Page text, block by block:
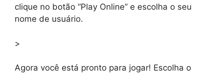
clique no botão “Play Online” e escolha o seu
nome de usuário.
>
Agora você está pronto para jogar! Escolha o